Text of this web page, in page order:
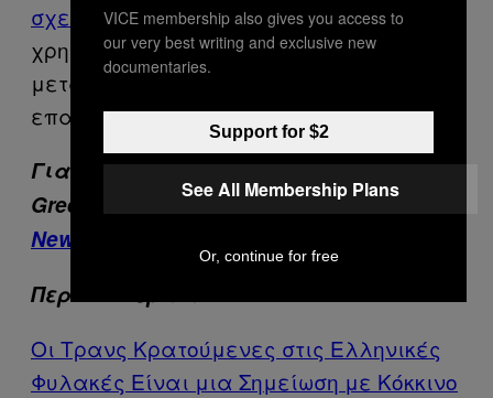
σχεδιάζουν προς το παρόννα
χρησιμοποιήσουν αυτού του είδους τη
μεταμόσχευση για επεμβάσεις
επαναπροσδιορισμού φύλου.
Για τα καλύτερα θέματα του VICE
Greece, γραφτείτε στο εβδομαδιαίο
Newsletter
Περισσότερα από το VICE
Οι Τρανς Κρατούμενες στις Ελληνικές
Φυλακές Είναι μια Σημείωση με Κόκκινο
VICE membership also gives you access to
our very best writing and exclusive new
documentaries.
Support for $2
See All Membership Plans
Or, continue for free